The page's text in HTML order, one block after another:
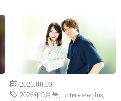
2026.08.03
2026年9月号
interviewplus